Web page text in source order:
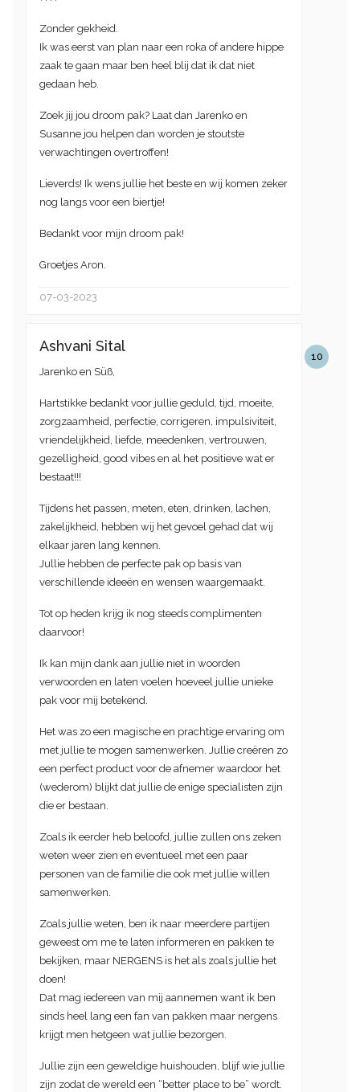
Zonder gekheid.
Ik was eerst van plan naar een roka of andere hippe
zaak te gaan maar ben heel blij dat ik dat niet
gedaan heb.
Zoek jij jou droom pak? Laat dan Jarenko en
Susanne jou helpen dan worden je stoutste
verwachtingen overtroffen!
Lieverds! Ik wens jullie het beste en wij komen zeker
nog langs voor een biertje!
Bedankt voor mijn droom pak!
Groetjes Aron.
07-03-2023
10
Ashvani Sital
Jarenko en Süß,
Hartstikke bedankt voor jullie geduld, tijd, moeite,
zorgzaamheid, perfectie, corrigeren, impulsiviteit,
vriendelijkheid, liefde, meedenken, vertrouwen,
gezelligheid, good vibes en al het positieve wat er
bestaat!!!
Tijdens het passen, meten, eten, drinken, lachen,
zakelijkheid, hebben wij het gevoel gehad dat wij
elkaar jaren lang kennen.
Jullie hebben de perfecte pak op basis van
verschillende ideeën en wensen waargemaakt.
Tot op heden krijg ik nog steeds complimenten
daarvoor!
Ik kan mijn dank aan jullie niet in woorden
verwoorden en laten voelen hoeveel jullie unieke
pak voor mij betekend.
Het was zo een magische en prachtige ervaring om
met jullie te mogen samenwerken. Jullie creëren zo
een perfect product voor de afnemer waardoor het
(wederom) blijkt dat jullie de enige specialisten zijn
die er bestaan.
Zoals ik eerder heb beloofd, jullie zullen ons zeken
weten weer zien en eventueel met een paar
personen van de familie die ook met jullie willen
samenwerken.
Zoals jullie weten, ben ik naar meerdere partijen
geweest om me te laten informeren en pakken te
bekijken, maar NERGENS is het als zoals jullie het
doen!
Dat mag iedereen van mij aannemen want ik ben
sinds heel lang een fan van pakken maar nergens
krijgt men hetgeen wat jullie bezorgen.
Jullie zijn een geweldige huishouden, blijf wie jullie
zijn zodat de wereld een “better place to be” wordt.